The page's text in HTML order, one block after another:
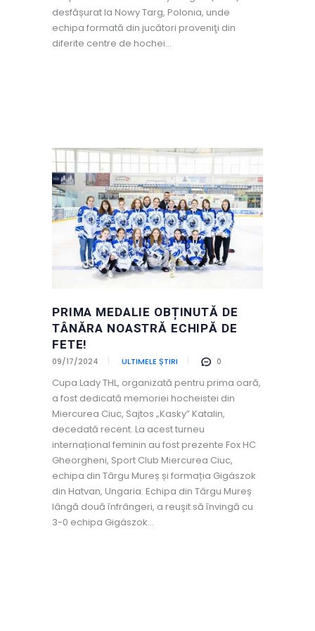
desfășurat la Nowy Targ, Polonia, unde
echipa formată din jucători proveniţi din
diferite centre de hochei…
PRIMA MEDALIE OBȚINUTĂ DE
TÂNĂRA NOASTRĂ ECHIPĂ DE
FETE!
09/17/2024 ULTIMELE ȘTIRI 0
Cupa Lady THL, organizată pentru prima oară,
a fost dedicată memoriei hocheistei din
Miercurea Ciuc, Sajtos „Kasky” Katalin,
decedată recent. La acest turneu
internațional feminin au fost prezente Fox HC
Gheorgheni, Sport Club Miercurea Ciuc,
echipa din Târgu Mureș și formația Gigászok
din Hatvan, Ungaria. Echipa din Târgu Mureș
lângă două înfrângeri, a reuşit să învingă cu
3-0 echipa Gigászok…